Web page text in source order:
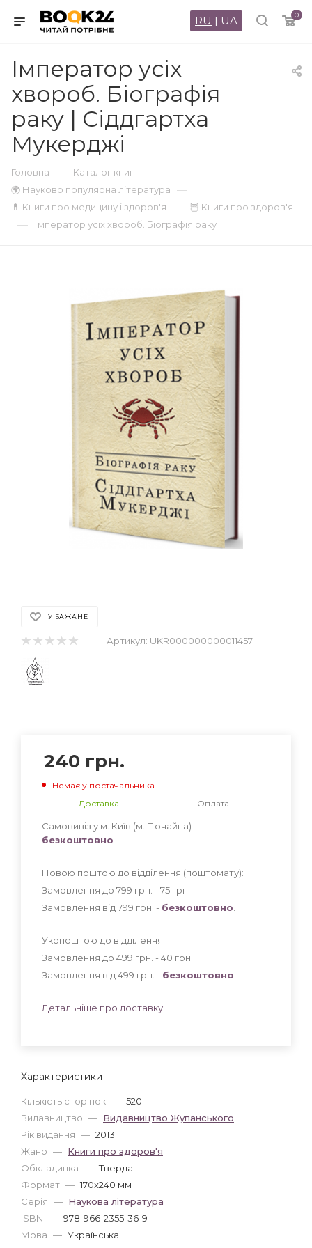
0
RU | UA
Імператор усіх
хвороб. Біографія
раку | Сіддгартха
Мукерджі
Головна — Каталог книг —
🌍 Науково популярна література —
💊 Книги про медицину і здоров'я — 🦉 Книги про здоров'я
— Імператор усіх хвороб. Біографія раку
У БАЖАНЕ
Артикул: UKR000000000011457
Характеристики
Кількість сторінок — 520
Видавництво — Видавництво Жупанського
Рік видання — 2013
Жанр — Книги про здоров'я
Обкладинка — Тверда
Формат — 170x240 мм
Серія — Наукова література
ISBN — 978-966-2355-36-9
Мова — Українська
240 грн.
Немає у постачальника
Доставка
Оплата
Самовивіз у м. Київ (м. Почайна) -
безкоштовно
Новою поштою до відділення (поштомату):
Замовлення до 799 грн. - 75 грн
Замовлення від 799 грн. - безкоштовно
Укрпоштою до відділення:
Замовлення до 499 грн. - 40 грн
Замовлення від 499 грн. - безкоштовно
Детальніше про доставку